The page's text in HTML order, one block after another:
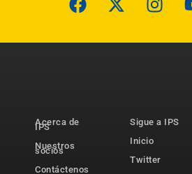
Acerca de
IPS
Nuestros
socios
Contáctenos
Sigue a IPS
Inicio
Twitter